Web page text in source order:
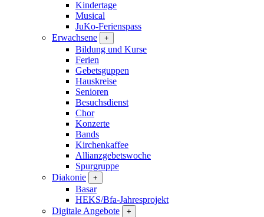
Kindertage
Musical
JuKo-Ferienspass
Erwachsene
+
Bildung und Kurse
Ferien
Gebetsguppen
Hauskreise
Senioren
Besuchsdienst
Chor
Konzerte
Bands
Kirchenkaffee
Allianzgebetswoche
Spurgruppe
Diakonie
+
Basar
HEKS/Bfa-Jahresprojekt
Digitale Angebote
+